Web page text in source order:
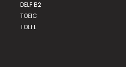
DELF B2
TOEIC
TOEFL